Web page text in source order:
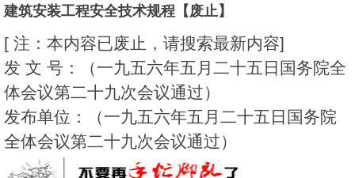
建筑安装工程安全技术规程【废止】
[ 注：本内容已废止，请搜索最新内容]
发 文 号：（一九五六年五月二十五日国务院全
体会议第二十九次会议通过）
发布单位：（一九五六年五月二十五日国务院
全体会议第二十九次会议通过）